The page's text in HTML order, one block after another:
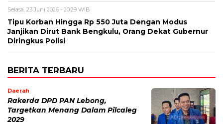
Selasa, 23 Juni 2026 - 20:29 WIB
Tipu Korban Hingga Rp 550 Juta Dengan Modus
Janjikan Dirut Bank Bengkulu, Orang Dekat Gubernur
Diringkus Polisi
BERITA TERBARU
Daerah
Rakerda DPD PAN Lebong,
Targetkan Menang Dalam Pilcaleg
2029